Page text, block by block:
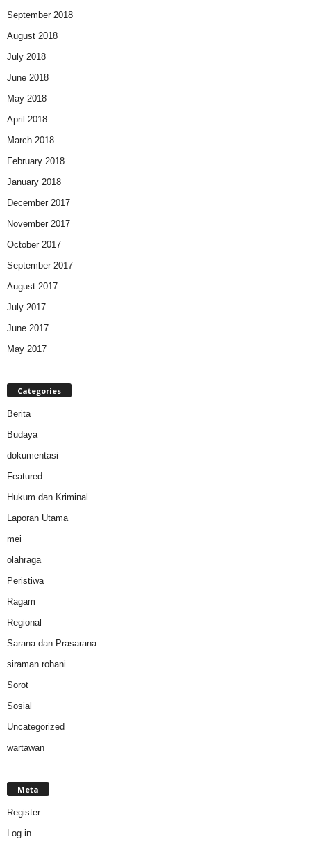
September 2018
August 2018
July 2018
June 2018
May 2018
April 2018
March 2018
February 2018
January 2018
December 2017
November 2017
October 2017
September 2017
August 2017
July 2017
June 2017
May 2017
Categories
Berita
Budaya
dokumentasi
Featured
Hukum dan Kriminal
Laporan Utama
mei
olahraga
Peristiwa
Ragam
Regional
Sarana dan Prasarana
siraman rohani
Sorot
Sosial
Uncategorized
wartawan
Meta
Register
Log in